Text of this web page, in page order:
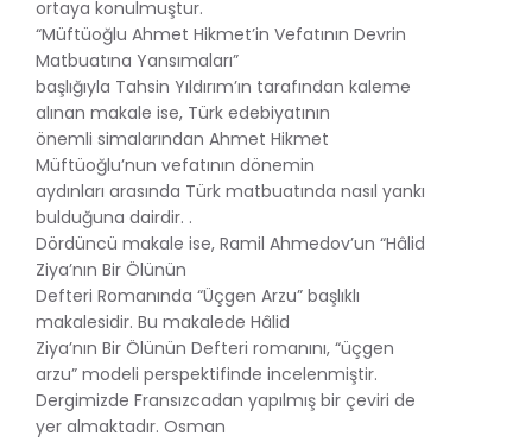
ortaya konulmuştur.
“Müftüoğlu Ahmet Hikmet’in Vefatının Devrin
Matbuatına Yansımaları”
başlığıyla Tahsin Yıldırım’ın tarafından kaleme
alınan makale ise, Türk edebiyatının
önemli simalarından Ahmet Hikmet
Müftüoğlu’nun vefatının dönemin
aydınları arasında Türk matbuatında nasıl yankı
bulduğuna dairdir. .
Dördüncü makale ise, Ramil Ahmedov’un “Hâlid
Ziya’nın Bir Ölünün
Defteri Romanında “Üçgen Arzu” başlıklı
makalesidir. Bu makalede Hâlid
Ziya’nın Bir Ölünün Defteri romanını, “üçgen
arzu” modeli perspektifinde incelenmiştir.
Dergimizde Fransızcadan yapılmış bir çeviri de
yer almaktadır. Osman